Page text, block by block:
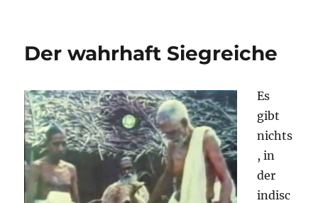
Der wahrhaft Siegreiche
Es
gibt
nichts
, in
der
indisc